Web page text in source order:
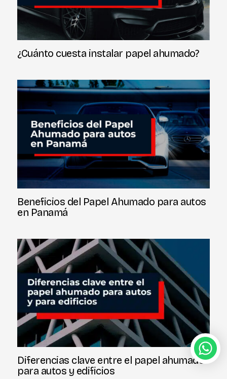
¿Cuánto cuesta instalar papel ahumado?
Beneficios del Papel Ahumado para autos
en Panamá
Diferencias clave entre el papel ahumado
para autos y edificios